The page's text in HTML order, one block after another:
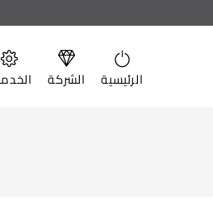
الرئيسية الشركة